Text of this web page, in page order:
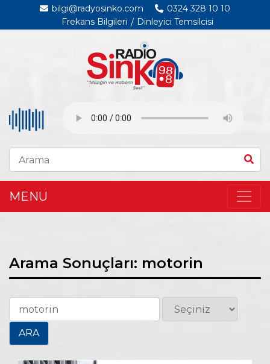
bilgi@radyosinko.com
0324 328 10 10
Frekans Bilgileri
Dinleyici Temsilcisi
MENU
Arama Sonuçları: motorin